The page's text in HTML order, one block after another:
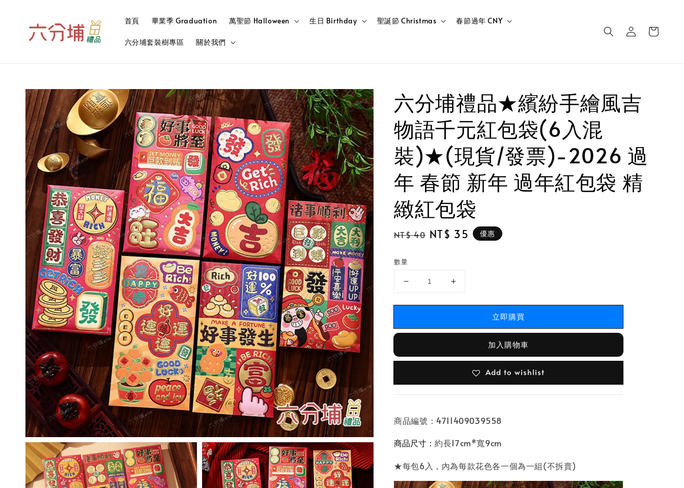
首頁 畢業季 Graduation 萬聖節 Halloween 生日 Birthday 聖誕節 Christmas 春節過年 CNY
六分埔套裝樹專區 關於我們
六分埔禮品★繽紛手繪風吉
物語千元紅包袋(6入混
裝)★(現貨/發票)-2026 過
年 春節 新年 過年紅包袋 精
緻紅包袋
Regular
NT$ 40 Sale
NT$ 35 優惠
數量
立即購買
加入購物車
Add to wishlist
商品編號：4711409039558
商品尺寸：約長17cm*寬9cm
★每包6入，內為每款花色各一個為一組(不拆賣)